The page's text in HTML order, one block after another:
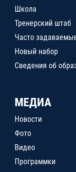
Школа
Тренерский штаб
Часто
Новый набор
Сведения об
МЕДИА
Новости
Фото
Видео
Программки